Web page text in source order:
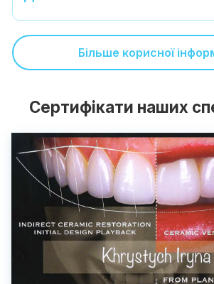
Більше корисної
Сертифікати наших